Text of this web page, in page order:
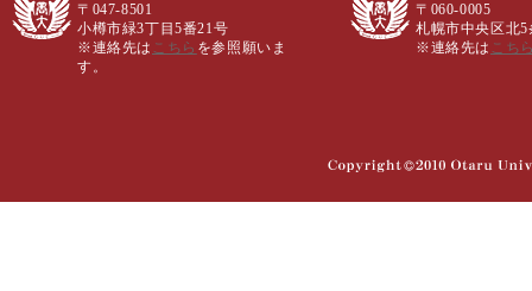
〒047-8501
小樽市緑3丁目5番21号
※連絡先は こちら を参照願いま
す。
〒060-0005
札幌市中央区北5
※連絡先は こち